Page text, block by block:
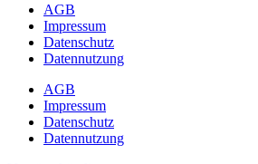
AGB
Impressum
Datenschutz
Datennutzung
AGB
Impressum
Datenschutz
Datennutzung